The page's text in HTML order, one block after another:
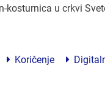
kosturnica u crkvi
Koričenje